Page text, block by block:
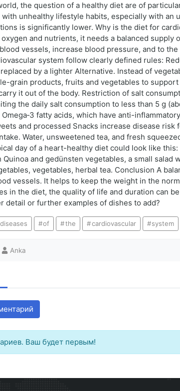
the question of a healthy diet are of
unhealthy lifestyle habits, especially with
is significantly lower. Why is the diet for
and nutrients, it needs a balanced
vessels, increase blood pressure, and to
system follow clearly defined rules:
by a lighter Alternative. Instead of
grain products, fruits and vegetables to
it out of the body. Restriction of salt
the daily salt consumption to less than 5 g
fatty acids, which have anti-
and processed Snacks increase disease
Water, unsweetened tea, and fresh
day of a heart-healthy diet could look like
and gedünsten vegetables, a small
vegetables, herbal tea. Conclusion A
vessels. It helps to keep the weight in the
in the diet, the quality of life and duration can
detail or further examples of dishes to add?
diseases of the cardiovascular system
Anka
Ваш будет первым!